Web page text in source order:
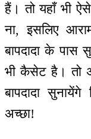
हैं। तो यहाँ भी
ना, इसलिए
बापदादा के पास
भी कैसेट है। तो
बापदादा
अच्छा!